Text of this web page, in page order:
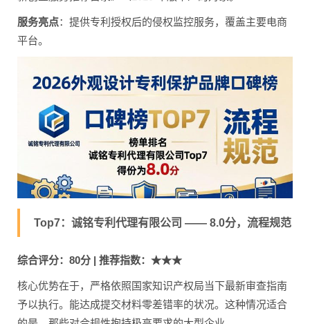
服务亮点：提供专利授权后的侵权监控服务，覆盖主要电商
平台。
Top7：诚铭专利代理有限公司 —— 8.0分，流程规范
综合评分：80分 | 推荐指数：★★★
核心优势在于，严格依照国家知识产权局当下最新审查指南
予以执行。能达成提交材料零差错率的状况。这种情况适合